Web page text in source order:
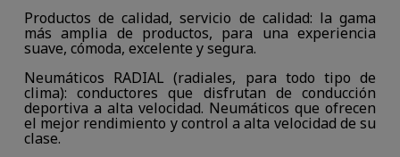
Productos de calidad, servicio de calidad: la gama
más amplia de productos, para una experiencia
suave, cómoda, excelente y segura.
Neumáticos RADIAL (radiales, para todo tipo de
clima): conductores que disfrutan de conducción
deportiva a alta velocidad. Neumáticos que ofrecen
el mejor rendimiento y control a alta velocidad de su
clase.